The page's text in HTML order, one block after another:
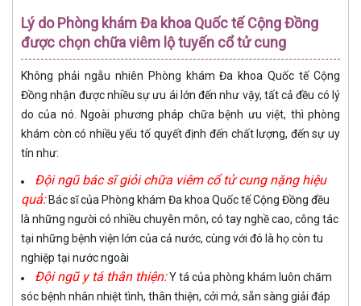
Lý do Phòng khám Đa khoa Quốc tế Cộng Đồng
được chọn chữa viêm lộ tuyến cổ tử cung
Không phải ngẫu nhiên Phòng khám Đa khoa Quốc tế Cộng
Đồng nhận được nhiều sự ưu ái lớn đến như vậy, tất cả đều có lý
do của nó. Ngoài phương pháp chữa bệnh ưu việt, thì phòng
khám còn có nhiều yếu tố quyết định đến chất lượng, đến sự uy
tín như:
Đội ngũ bác sĩ giỏi chữa viêm cổ tử cung nặng hiệu
quả:Bác sĩ của Phòng khám Đa khoa Quốc tế Cộng Đồng đều
là những người có nhiều chuyên môn, có tay nghề cao, công tác
tại những bệnh viện lớn của cả nước, cùng với đó là họ còn tu
nghiệp tại nước ngoài
Đội ngũ y tá thân thiện:Y tá của phòng khám luôn chăm
sóc bệnh nhân nhiệt tình, thân thiện, cởi mở, sẵn sàng giải đáp